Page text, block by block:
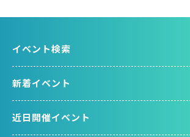
イベント検索
新着イベント
近日開催イベント